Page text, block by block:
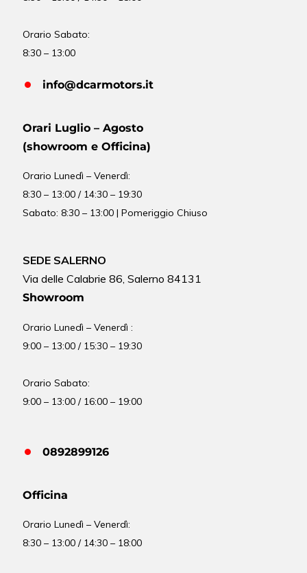
Orario Sabato:
8:30 – 13:00
info@dcarmotors.it
Orari Luglio – Agosto
(showroom e Officina)
OrarioLunedì – Venerdì:
8:30 – 13:00 / 14:30 – 19:30
Sabato: 8:30 – 13:00 | Pomeriggio Chiuso
SEDE SALERNO
Via delle Calabrie 86, Salerno 84131
Showroom
Orario Lunedì – Venerdì :
9:00 – 13:00 / 15:30 – 19:30
Orario Sabato:
9:00 – 13:00 / 16:00 – 19:00
0892899126
Officina
OrarioLunedì – Venerdì:
8:30 – 13:00 / 14:30 – 18:00